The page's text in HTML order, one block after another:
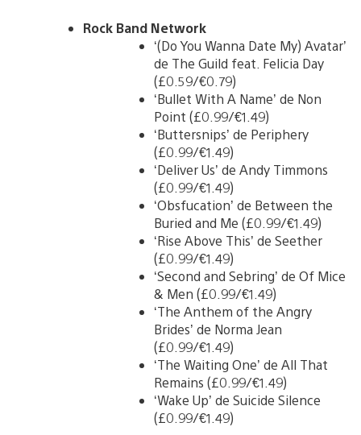
Rock Band Network
‘(Do You Wanna Date My) Avatar’
de The Guild feat. Felicia Day
(£0.59/€0.79)
‘Bullet With A Name’ de Non
Point (£0.99/€1.49)
‘Buttersnips’ de Periphery
(£0.99/€1.49)
‘Deliver Us’ de Andy Timmons
(£0.99/€1.49)
‘Obsfucation’ de Between the
Buried and Me (£0.99/€1.49)
‘Rise Above This’ de Seether
(£0.99/€1.49)
‘Second and Sebring’ de Of Mice
& Men (£0.99/€1.49)
‘The Anthem of the Angry
Brides’ de Norma Jean
(£0.99/€1.49)
‘The Waiting One’ de All That
Remains (£0.99/€1.49)
‘Wake Up’ de Suicide Silence
(£0.99/€1.49)